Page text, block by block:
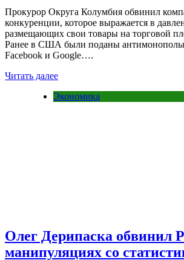
Прокурор Округа Колумбия обвинил
конкуренции, которое выражается в
размещающих свои товары на торговой
Ранее в США были поданы
Facebook и Google….
Читать далее
Экономика
Олег Дерипаска обвинил
манипуляциях со